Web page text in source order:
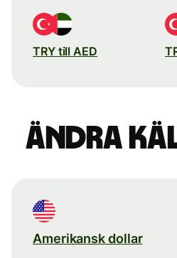
TRY till AED
Ändra
Amerikansk dollar